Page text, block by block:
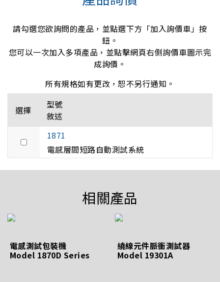
請勾選您欲詢問的產品，並點選下方「加入詢價車」按
鈕。
您可以一次加入多項產品，並點擊網頁右側詢價車圖示完
成詢價。
所有規格如有更改，恕不另行通知。
選擇
型號
敘述
1871
電感層間短路自動測試系統
相關產品
電感測試包裝機
Model 1870D Series
繞線元件脈衝測試器
Model 19301A